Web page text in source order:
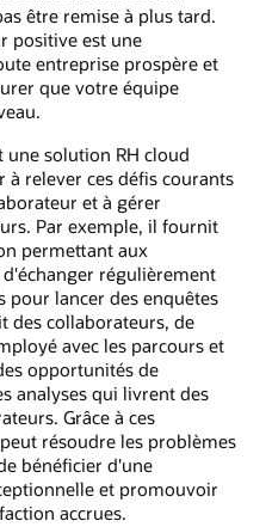
être remise à plus tard.
positive est une
entreprise prospère et
que votre équipe
une solution RH cloud
relever ces défis courants
et à gérer
Par exemple, il fournit
permettant aux
régulièrement
pour lancer des enquêtes
des collaborateurs, de
avec les parcours et
opportunités de
analyses qui livrent des
Grâce à ces
résoudre les problèmes
bénéficier d'une
et promouvoir
accrues.